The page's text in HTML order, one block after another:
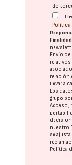
de
Envío
relativos
relación
llevar a
Los
grupo
Acceso,
nuestro
se
Política